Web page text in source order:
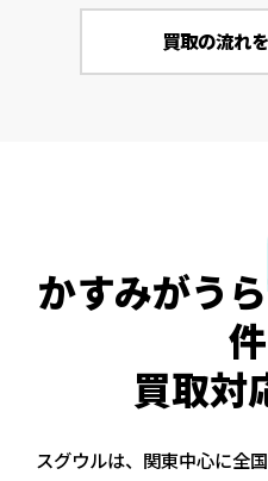
買取の流れ
かすみがう
買取対
スグウルは、関東中心に全